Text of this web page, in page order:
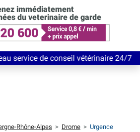
immédiatement
du veterinaire de garde
de conseil vétérinaire 24/7
Rhône-Alpes > Drome > Urgence